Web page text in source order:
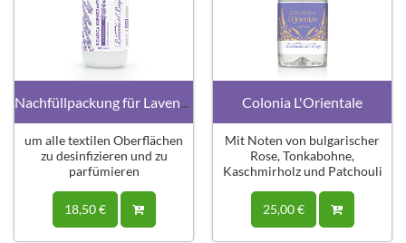
um alle textilen Oberflächen
zu desinfizieren und zu
parfümieren
18,50 €
Colonia L'Orientale
Mit Noten von bulgarischer
Rose, Tonkabohne,
Kaschmirholz und Patchouli
25,00 €